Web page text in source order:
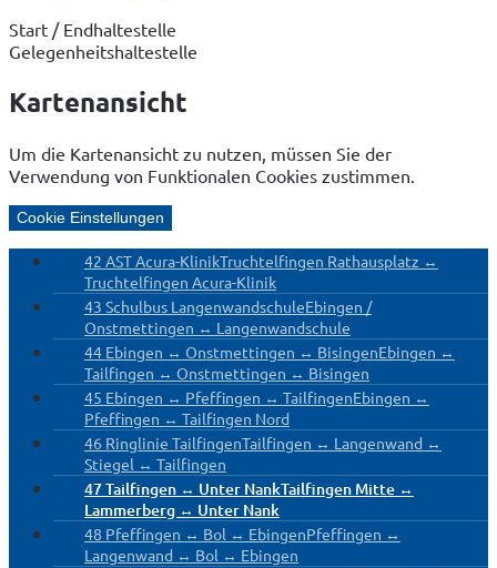
Start / Endhaltestelle
Gelegenheitshaltestelle
Kartenansicht
Um die Kartenansicht zu nutzen, müssen Sie der
Verwendung von Funktionalen Cookies zustimmen.
Cookie Einstellungen
42 AST Acura-KlinikTruchtelfingen Rathausplatz ↔
Truchtelfingen Acura-Klinik
43 Schulbus LangenwandschuleEbingen /
Onstmettingen ↔ Langenwandschule
44 Ebingen ↔ Onstmettingen ↔ BisingenEbingen ↔
Tailfingen ↔ Onstmettingen ↔ Bisingen
45 Ebingen ↔ Pfeffingen ↔ TailfingenEbingen ↔
Pfeffingen ↔ Tailfingen Nord
46 Ringlinie TailfingenTailfingen ↔ Langenwand ↔
Stiegel ↔ Tailfingen
47 Tailfingen ↔ Unter NankTailfingen Mitte ↔
Lammerberg ↔ Unter Nank
48 Pfeffingen ↔ Bol ↔ EbingenPfeffingen ↔
Langenwand ↔ Bol ↔ Ebingen